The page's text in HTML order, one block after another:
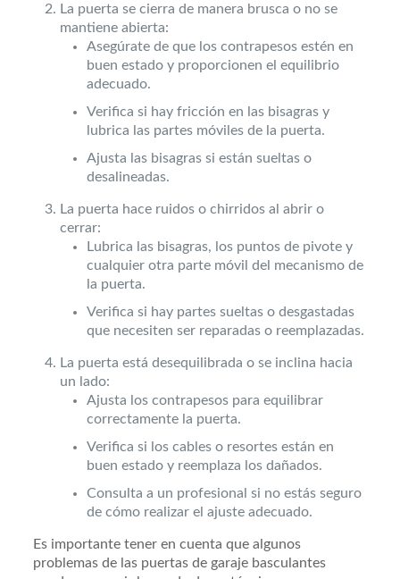
La puerta se cierra de manera brusca o no se
mantiene abierta:
Asegúrate de que los contrapesos estén en
buen estado y proporcionen el equilibrio
adecuado.
Verifica si hay fricción en las bisagras y
lubrica las partes móviles de la puerta.
Ajusta las bisagras si están sueltas o
desalineadas.
La puerta hace ruidos o chirridos al abrir o
cerrar:
Lubrica las bisagras, los puntos de pivote y
cualquier otra parte móvil del mecanismo de
la puerta.
Verifica si hay partes sueltas o desgastadas
que necesiten ser reparadas o reemplazadas.
La puerta está desequilibrada o se inclina hacia
un lado:
Ajusta los contrapesos para equilibrar
correctamente la puerta.
Verifica si los cables o resortes están en
buen estado y reemplaza los dañados.
Consulta a un profesional si no estás seguro
de cómo realizar el ajuste adecuado.
Es importante tener en cuenta que algunos
problemas de las puertas de garaje basculantes